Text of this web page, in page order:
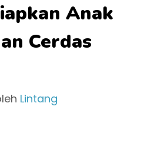
Anak
Cerdas
Lintang